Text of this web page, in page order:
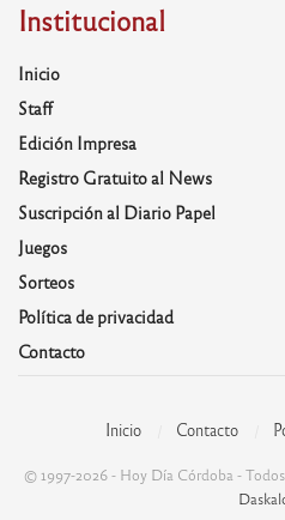
Institucional
Inicio
Staff
Edición Impresa
Registro Gratuito al News
Suscripción al Diario Papel
Juegos
Sorteos
Política de privacidad
Contacto
Inicio Contacto
© 1997-2026 - Hoy Día Córdoba - Todos